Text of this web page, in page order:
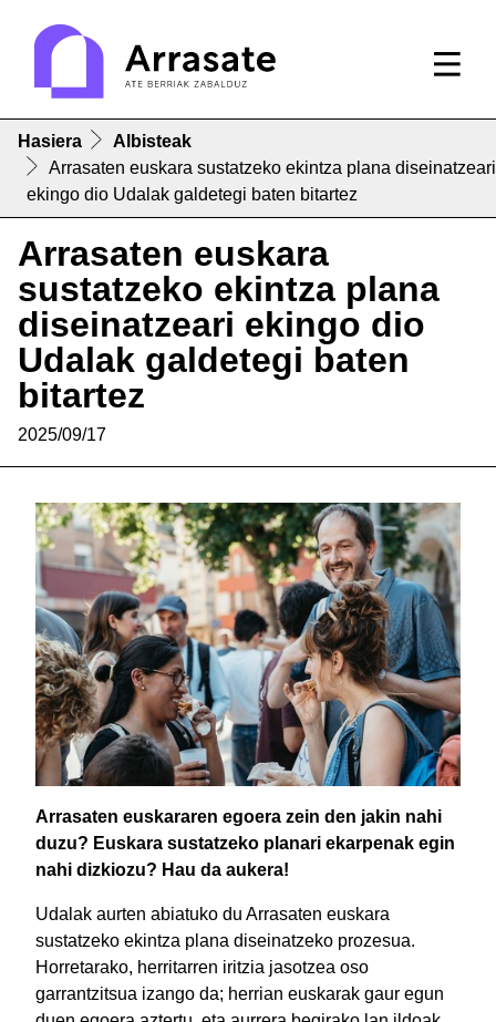
Hasiera
Albisteak
Arrasaten euskara sustatzeko ekintza plana diseinatzeari
ekingo dio Udalak galdetegi baten bitartez
Arrasaten euskara
sustatzeko ekintza plana
diseinatzeari ekingo dio
Udalak galdetegi baten
bitartez
2025/09/17
Arrasaten euskararen egoera zein den jakin nahi
duzu? Euskara sustatzeko planari ekarpenak egin
nahi dizkiozu? Hau da aukera!
Udalak aurten abiatuko du Arrasaten euskara
sustatzeko ekintza plana diseinatzeko prozesua.
Horretarako, herritarren iritzia jasotzea oso
garrantzitsua izango da; herrian euskarak gaur egun